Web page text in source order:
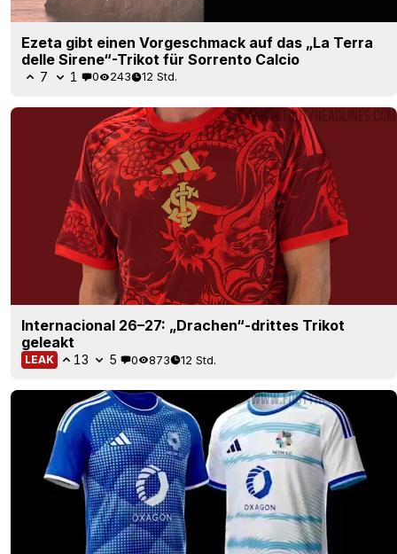
Ezeta gibt einen Vorgeschmack auf das „La Terra
delle Sirene“-Trikot für Sorrento Calcio
7 1 0 243 12 Std.
Internacional 26–27: „Drachen“-drittes Trikot
geleakt
LEAK 13 5 0 873 12 Std.